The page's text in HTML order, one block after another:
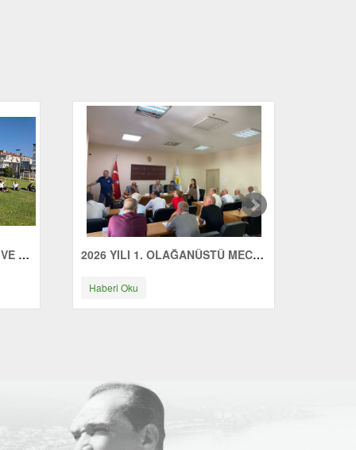
ÇINARCIK'TA GÜNE SAĞLIK VE ENERJİYLE BAŞLIYORUZ 2026 YILI 1. OLAĞANÜSTÜ MECLİS TOPLANTISI YAPILDI
Haberi Oku